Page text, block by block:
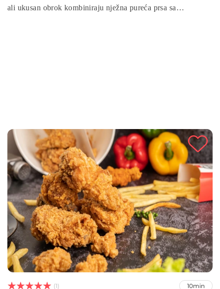
ali ukusan obrok kombiniraju nježna pureća prsa sa


 (1) 10min